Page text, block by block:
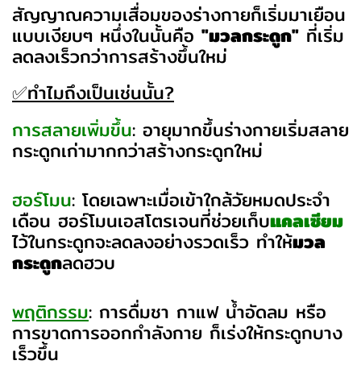
สัญญาณความเสื่อมของร่างกายก็เริ่มมาเยือน
แบบเงียบๆ หนึ่งในนั้นคือ "มวลกระดูก" ที่เริ่ม
ลดลงเร็วกว่าการสร้างขึ้นใหม่
✅ทำไมถึงเป็นเช่นนั้น?
การสลายเพิ่มขึ้น: อายุมากขึ้นร่างกายเริ่มสลาย
กระดูกเก่ามากกว่าสร้างกระดูกใหม่
ฮอร์โมน: โดยเฉพาะเมื่อเข้าใกล้วัยหมดประจำ
เดือน ฮอร์โมนเอสโตรเจนที่ช่วยเก็บแคลเซียม
ไว้ในกระดูกจะลดลงอย่างรวดเร็ว ทำให้มวล
กระดูกลดฮวบ
พฤติกรรม: การดื่มชา กาแฟ น้ำอัดลม หรือ
การขาดการออกกำลังกาย ก็เร่งให้กระดูกบาง
เร็วขึ้น